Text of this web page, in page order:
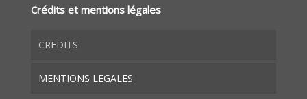
Crédits et mentions légales
CREDITS
MENTIONS LEGALES